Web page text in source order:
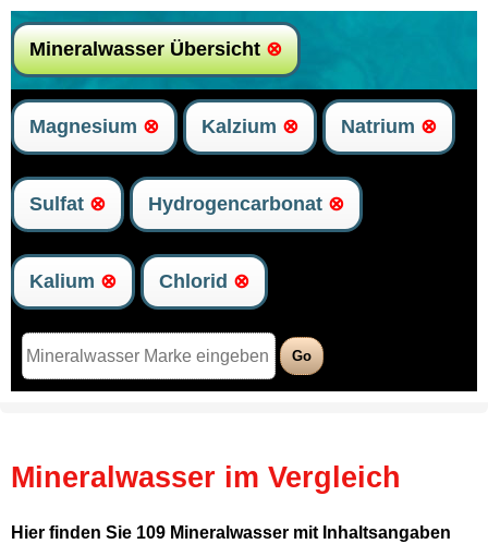
Mineralwasser Übersicht⊗
Magnesium ⊗ Kalzium ⊗ Natrium ⊗
Sulfat ⊗ Hydrogencarbonat ⊗
Kalium ⊗ Chlorid ⊗
Mineralwasser im Vergleich
Hier finden Sie 109 Mineralwasser mit Inhaltsangaben